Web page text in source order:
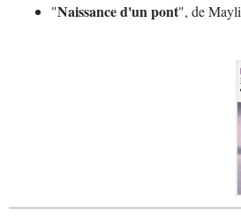
"Naissance d'un pont", de